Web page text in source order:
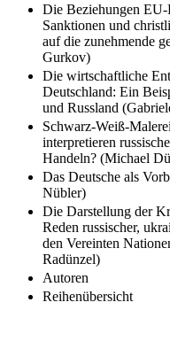
Die Beziehungen EU-
Sanktionen und
auf die zunehmende
Gurkov)
Die wirtschaftliche
Deutschland: Ein
und Russland
Schwarz-Weiß-
interpretieren
Handeln? (Michael
Das Deutsche als
Nübler)
Die Darstellung der
Reden russischer,
den Vereinten
Radünzel)
Autoren
Reihenübersicht